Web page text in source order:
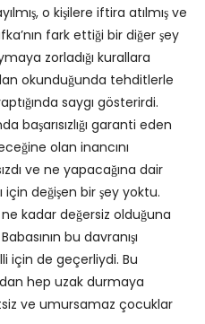
o kişilere iftira atılmış ve
fark ettiği bir diğer şey
zorladığı kurallara
okunduğunda tehditlerle
saygı gösterirdi.
başarısızlığı garanti eden
olan inancını
ve ne yapacağına dair
için değişen bir şey yoktu.
kadar değersiz olduğuna
bu davranışı
için de geçerliydi. Bu
hep uzak durmaya
ve umursamaz çocuklar